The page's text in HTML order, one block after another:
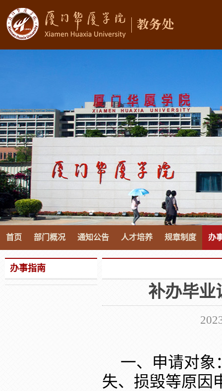
首页 部门概况 通知公告 人才培养 规章制度 办
办事指南
补办毕业
一、申请对象
失、损毁等原因